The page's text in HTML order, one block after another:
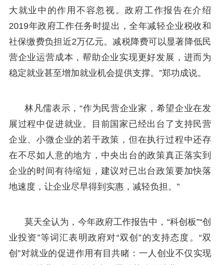
大就业中的作用不容忽视。政府工作报告在介绍
2019年政府工作任务时提出，全年减轻企业税收和
社保缴费负担近2万亿元。减税降费可以显著降低民
营企业运营成本，帮助企业实现更好发展，进而为
稳定就业甚至增加就业机会提供支撑。”郑功成说。
林凡儒表示，“作为民营企业家，希望企业在发
展过程中促进就业。目前国家已经出台了支持民营
企业、小微企业的若干政策，但在执行过程中还存
在不尽如人意的地方，中央出台的政策真正落实到
企业的时间有待缩短，建议对已出台政策要加快落
地速度，让企业尽早得到实惠，减轻负担。”
莫天全认为，今年政府工作报告中，“科创板”“创
业投资”等词汇表明政府对“双创”的支持态度。“双
创”对就业的促进作用有目共睹：一人创业不仅实现